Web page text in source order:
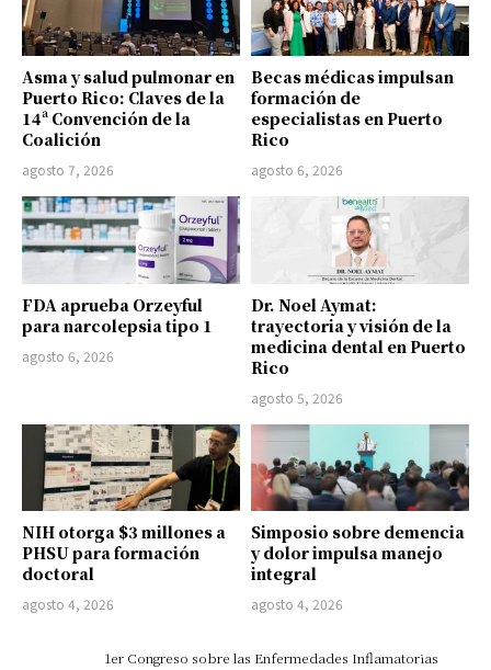
Asma y salud pulmonar en
Puerto Rico: Claves de la
14ª Convención de la
Coalición
agosto 7, 2026
Becas médicas impulsan
formación de
especialistas en Puerto
Rico
agosto 6, 2026
FDA aprueba Orzeyful
para narcolepsia tipo 1
agosto 6, 2026
Dr. Noel Aymat:
trayectoria y visión de la
medicina dental en Puerto
Rico
agosto 5, 2026
NIH otorga $3 millones a
PHSU para formación
doctoral
agosto 4, 2026
Simposio sobre demencia
y dolor impulsa manejo
integral
agosto 4, 2026
1er Congreso sobre las Enfermedades Inflamatorias